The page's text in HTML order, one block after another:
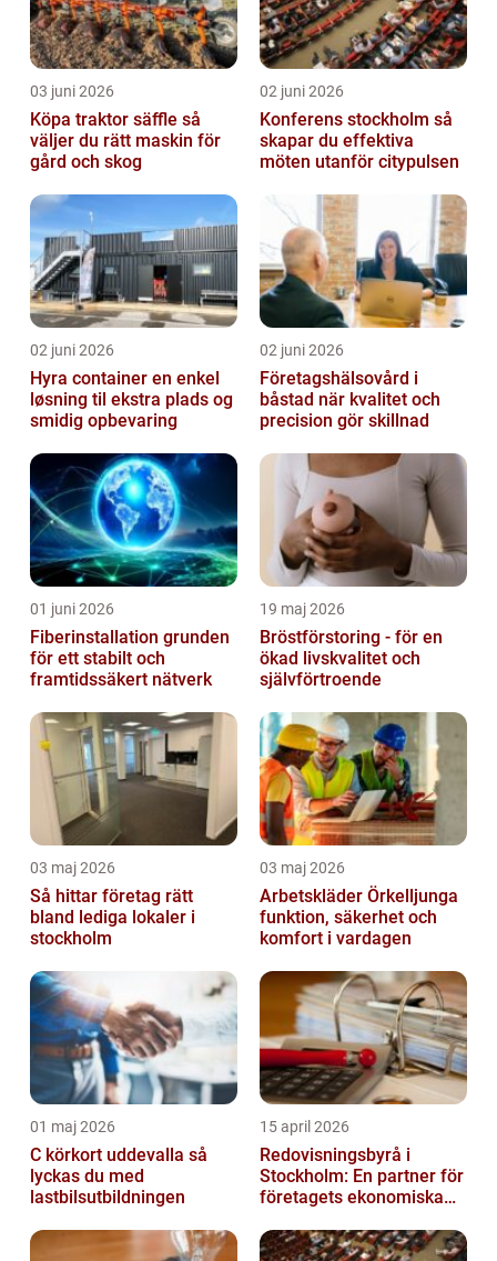
03 juni 2026
Köpa traktor säffle så
väljer du rätt maskin för
gård och skog
02 juni 2026
Konferens stockholm så
skapar du effektiva
möten utanför citypulsen
02 juni 2026
Hyra container en enkel
løsning til ekstra plads og
smidig opbevaring
02 juni 2026
Företagshälsovård i
båstad när kvalitet och
precision gör skillnad
01 juni 2026
Fiberinstallation grunden
för ett stabilt och
framtidssäkert nätverk
19 maj 2026
Bröstförstoring - för en
ökad livskvalitet och
självförtroende
03 maj 2026
Så hittar företag rätt
bland lediga lokaler i
stockholm
03 maj 2026
Arbetskläder Örkelljunga
funktion, säkerhet och
komfort i vardagen
01 maj 2026
C körkort uddevalla så
lyckas du med
lastbilsutbildningen
15 april 2026
Redovisningsbyrå i
Stockholm: En partner för
företagets ekonomiska